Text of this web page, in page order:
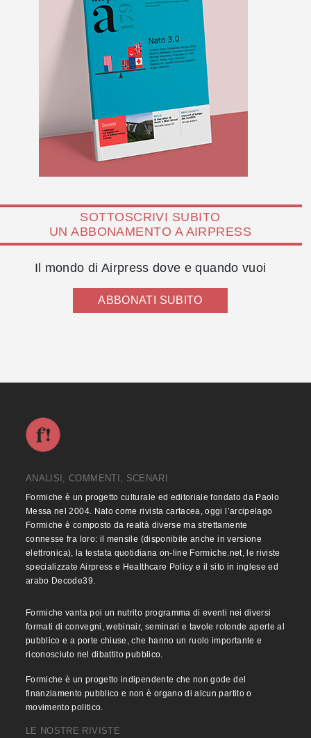
SOTTOSCRIVI SUBITO
UN ABBONAMENTO A AIRPRESS
Il mondo di Airpress dove e quando vuoi
ABBONATI SUBITO
ANALISI, COMMENTI, SCENARI
Formiche è un progetto culturale ed editoriale fondato da Paolo
Messa nel 2004. Nato come rivista cartacea, oggi l’arcipelago
Formiche è composto da realtà diverse ma strettamente
connesse fra loro: il mensile (disponibile anche in versione
elettronica), la testata quotidiana on-line Formiche.net, le riviste
specializzate Airpress e Healthcare Policy e il sito in inglese ed
arabo Decode39.
Formiche vanta poi un nutrito programma di eventi nei diversi
formati di convegni, webinair, seminari e tavole rotonde aperte al
pubblico e a porte chiuse, che hanno un ruolo importante e
riconosciuto nel dibattito pubblico.
Formiche è un progetto indipendente che non gode del
finanziamento pubblico e non è organo di alcun partito o
movimento politico.
LE NOSTRE RIVISTE